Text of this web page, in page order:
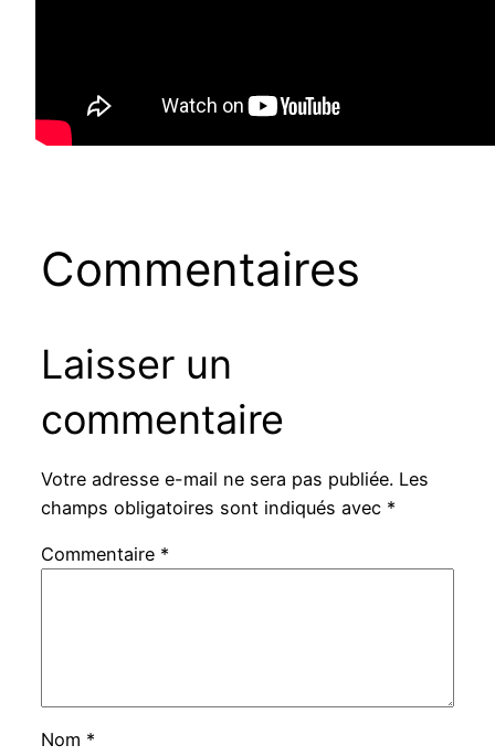
Commentaires
Laisser un
commentaire
Votre adresse e-mail ne sera pas publiée. Les
champs obligatoires sont indiqués avec *
Commentaire *
Nom *